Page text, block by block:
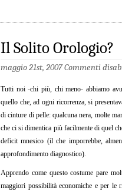
Il Solito Orologio?
maggio 21st, 2007Commenti
Tutti noi -chi più, chi meno- abbiamo
quello che, ad ogni ricorrenza, si
di cinture di pelle: qualcuna nera, molte
che ci si dimentica più facilmente di quel
deficit mnesico (il che imporrebbe,
approfondimento diagnostico).
Apprendo come questo costume pare
maggiori possibilità economiche e per le